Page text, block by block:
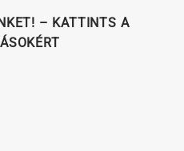
– KATTINTS A